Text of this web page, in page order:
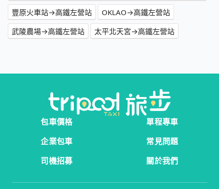
豐原火車站→高鐵左營站
OKLAO→高鐵左營站
武陵農場→高鐵左營站
太平北天宮→高鐵左營站
包車價格
單程專車
企業包車
常見問題
司機招募
關於我們